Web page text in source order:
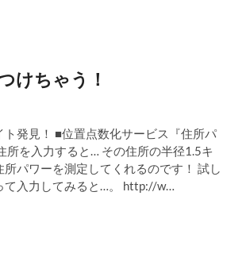
けちゃう！
ト発見！ ■位置点数化サービス『住所パ
所を入力すると… その住所の半径1.5キ
所パワーを測定してくれるのです！ 試し
て入力してみると…。 http://w…